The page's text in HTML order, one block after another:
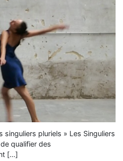
singuliers pluriels » Les Singuliers
qualifier des
[…]